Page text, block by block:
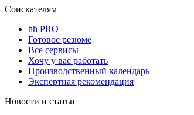
Соискателям
hh PRO
Готовое резюме
Все сервисы
Хочу у вас работать
Производственный календарь
Экспертная рекомендация
Новости и статьи